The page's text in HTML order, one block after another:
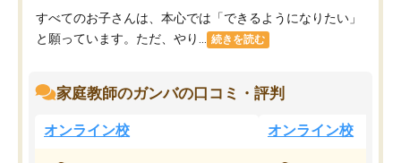
すべてのお子さんは、本心では「できるようになりたい」
と願っています。ただ、やり...
続きを読む
家庭教師のガンバの口コミ・評判
オンライン校 オンライン校